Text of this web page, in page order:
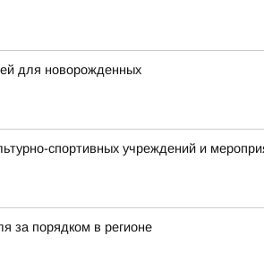
для новорожденных
спортивных учреждений и
за порядком в регионе